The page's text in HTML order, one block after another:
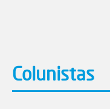
Colunistas